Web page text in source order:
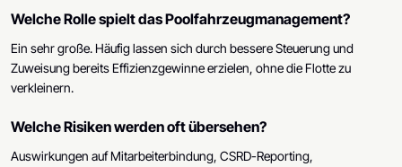
Welche Rolle spielt das Poolfahrzeugmanagement?
Ein sehr große. Häufig lassen sich durch bessere Steuerung und
Zuweisung bereits Effizienzgewinne erzielen, ohne die Flotte zu
verkleinern.
Welche Risiken werden oft übersehen?
Auswirkungen auf Mitarbeiterbindung, CSRD-Reporting,